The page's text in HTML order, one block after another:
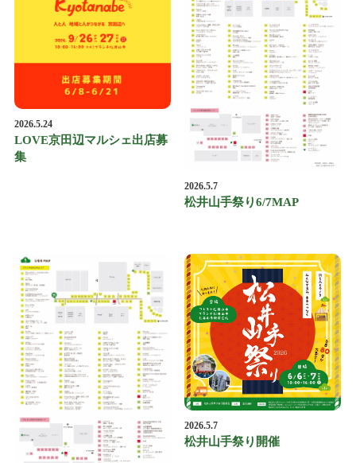
2026.5.24
LOVE京田辺マルシェ出店募
集
2026.5.7
松井山手祭り6/7MAP
2026.5.7
松井山手祭り開催